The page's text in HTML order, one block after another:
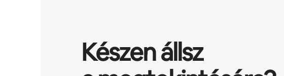
Készen állsz